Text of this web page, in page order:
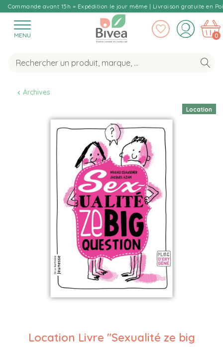
Commande avant 15h = Expédition le jour même | Livraison gratuite en
MENU 0
Archives
Location
Location Livre "Sexualité ze big